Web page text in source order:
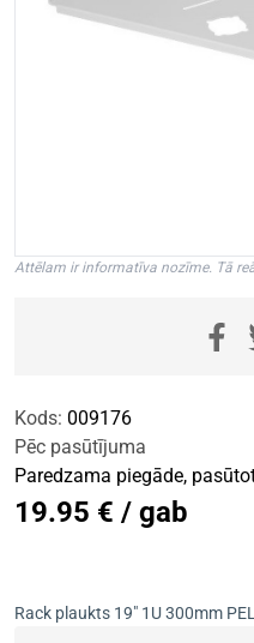
Attēlam ir informatīva nozīme. Tā
Kods: 009176
Pēc pasūtījuma
Paredzama piegāde,
19.95 € / gab
Rack plaukts 19" 1U 300mm